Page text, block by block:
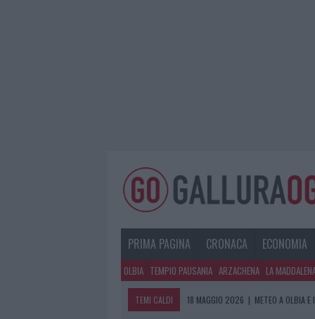
PRIMA PAGINA CRONACA ECONOMIA
OLBIA TEMPIO PAUSANIA ARZACHENA LA
TEMI CALDI 18 MAGGIO 2026 | METEO A OLBIA